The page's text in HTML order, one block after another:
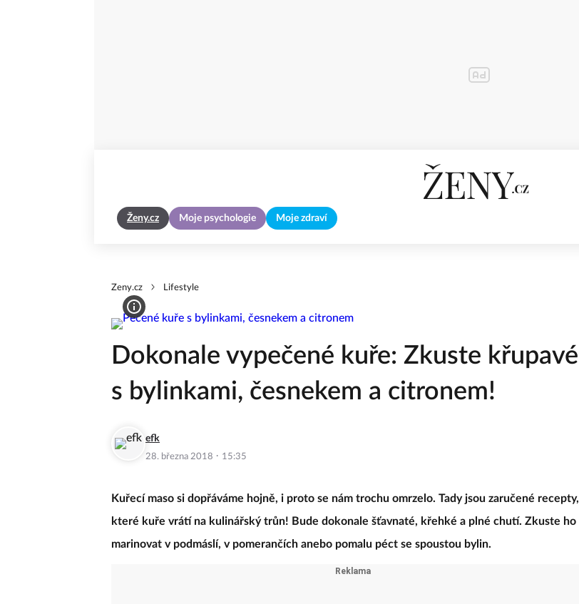
Ženy.cz Moje psychologie Moje zdraví
Zeny.cz Lifestyle
Dokonale vypečené kuře: Zkuste křupavé
s bylinkami, česnekem a citronem!
efk
28. března 2018 · 15:35
Kuřecí maso si dopřáváme hojně, i proto se nám trochu omrzelo. Tady jsou zaručené recepty,
které kuře vrátí na kulinářský trůn! Bude dokonale šťavnaté, křehké a plné chutí. Zkuste ho
marinovat v podmáslí, v pomerančích anebo pomalu péct se spoustou bylin.